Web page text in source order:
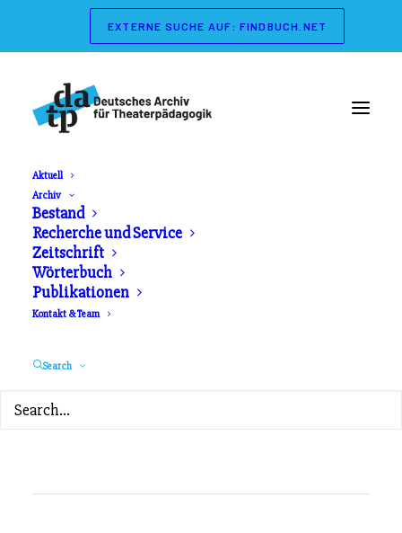
EXTERNE SUCHE AUF: FINDBUCH.NET
Aktuell
Archiv
Bestand
Recherche und Service
Zeitschrift
Wörterbuch
Publikationen
Kontakt & Team
Search
Wörterbuch der
Theaterpädagogik
Herausgeber: Gerd Koch, Marianne Streisand.
ZURÜCK ZUM INHALTSVERZEICHNIS